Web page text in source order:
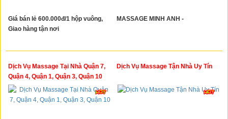
Giá bán lẻ 600.000đ/1 hộp vuông,
Giao hàng tận nơi
MASSAGE MINH ANH -
Dịch Vụ Massage Tại Nhà Quận 7,
Quận 4, Quận 1, Quận 3, Quận 10
Dịch Vụ Massage Tận Nhà Uy Tín